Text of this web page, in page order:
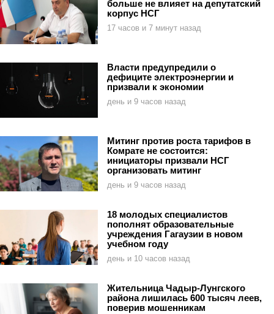
больше не влияет на депутатский
корпус НСГ
17 часов и 7 минут назад
Власти предупредили о
дефиците электроэнергии и
призвали к экономии
день и 9 часов назад
Митинг против роста тарифов в
Комрате не состоится:
инициаторы призвали НСГ
организовать митинг
день и 9 часов назад
18 молодых специалистов
пополнят образовательные
учреждения Гагаузии в новом
учебном году
день и 10 часов назад
Жительница Чадыр-Лунгского
района лишилась 600 тысяч леев,
поверив мошенникам